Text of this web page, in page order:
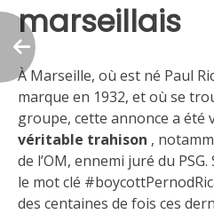
marseillais
À Marseille, où est né Paul
marque en 1932, et où se
groupe, cette annonce a été
véritable trahison ,
de l’OM, ennemi juré du
le mot clé
des centaines de fois ces